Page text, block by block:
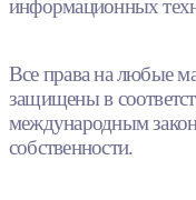
информационных
Все права на любые
защищены в
международным
собственности.